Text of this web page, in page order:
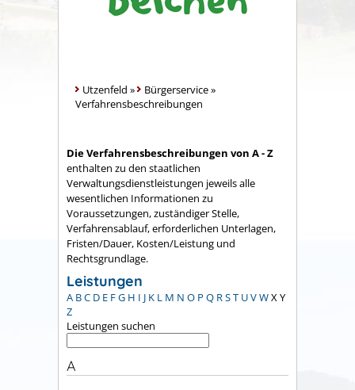
Utzenfeld » Bürgerservice»
Verfahrensbeschreibungen
Die Verfahrensbeschreibungen von A - Z
enthalten zu den staatlichen
Verwaltungsdienstleistungen jeweils alle
wesentlichen Informationen zu
Voraussetzungen, zuständiger Stelle,
Verfahrensablauf, erforderlichen Unterlagen,
Fristen/Dauer, Kosten/Leistung und
Rechtsgrundlage.
Leistungen
A BC D E FG H I J K L M N O P Q RST UVWXY
Z
Leistungen suchen
A